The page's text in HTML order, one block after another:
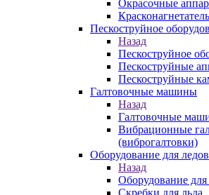
Окрасочные
Пескоструйное
Назад
Пескоструйное
Пескоструйные
Пескоструйные
Галтовочные машины
Назад
Галтовочные
Вибрационные
(виброгалтовки)
Оборудование для
Назад
Оборудование
Скребки для льда